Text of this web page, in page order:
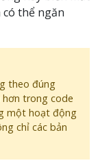
thể ngăn
theo đúng
hơn trong code
một hoạt động
chỉ các bản